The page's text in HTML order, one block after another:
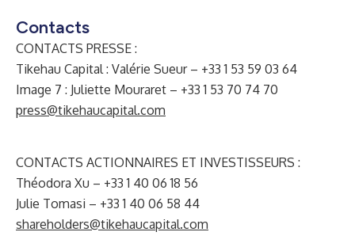
Contacts
CONTACTS PRESSE :
Tikehau Capital : Valérie Sueur – +33 1 53 59 03 64
Image 7 : Juliette Mouraret – +33 1 53 70 74 70
press@tikehaucapital.com
CONTACTS ACTIONNAIRES ET INVESTISSEURS :
Théodora Xu – +33 1 40 06 18 56
Julie Tomasi – +33 1 40 06 58 44
shareholders@tikehaucapital.com